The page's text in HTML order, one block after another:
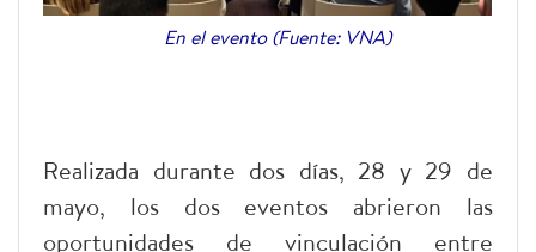
En el evento (Fuente: VNA)
Realizada durante dos días, 28 y 29 de
mayo, los dos eventos abrieron las
oportunidades de vinculación entre